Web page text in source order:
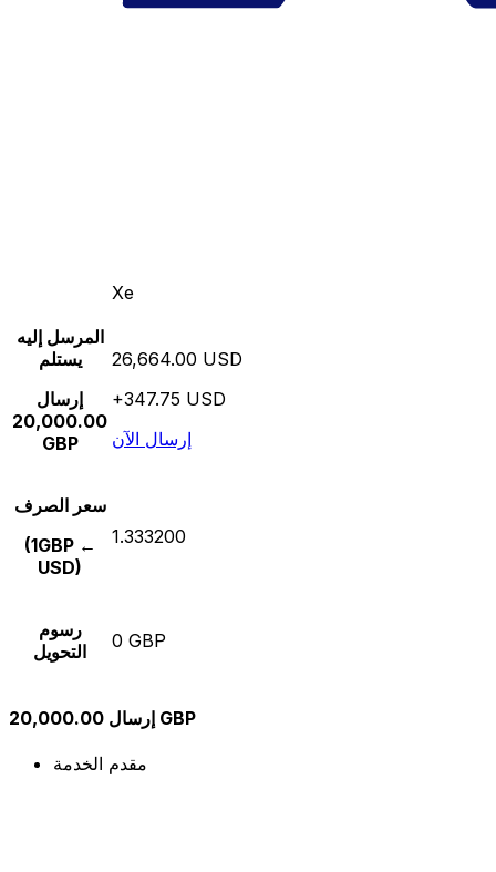
Xe
المرسل إليه
يستلم
إرسال
20,000.00
GBP
26,664.00 USD
+347.75 USD
إرسال الآن
سعر الصرف
(1GBP ←
USD)
1.333200
رسوم
التحويل
0 GBP
إرسال 20,000.00 GBP
مقدم الخدمة